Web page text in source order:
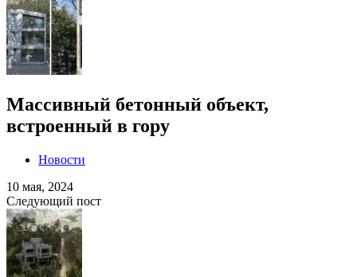
Массивный бетонный объект,
встроенный в гору
Новости
10 мая, 2024
Следующий пост